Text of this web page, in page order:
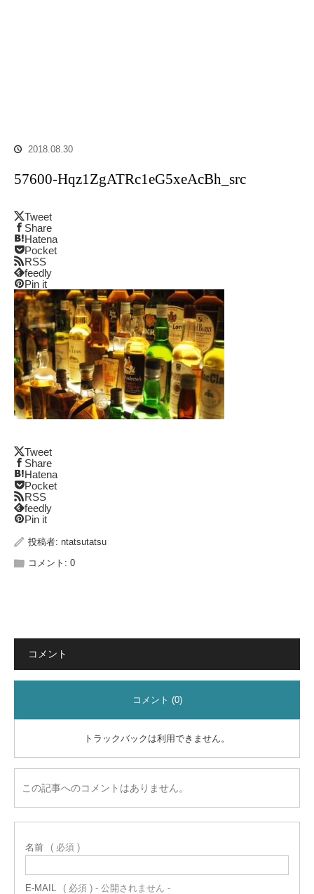
2018.08.30
57600-Hqz1ZgATRc1eG5xeAcBh_src
Tweet
Share
Hatena
Pocket
RSS
feedly
Pin it
Tweet
Share
Hatena
Pocket
RSS
feedly
Pin it
投稿者: ntatsutatsu
コメント: 0
コメント
コメント (0)
トラックバックは利用できません。
この記事へのコメントはありません。
名前 ( 必須 )
E-MAIL ( 必須 ) - 公開されません -